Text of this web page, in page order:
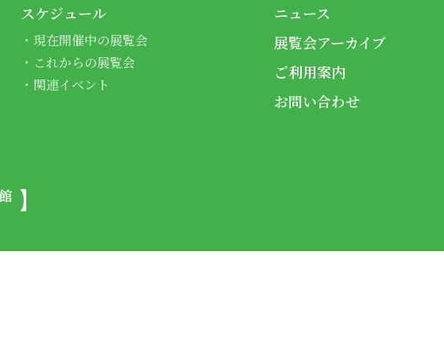
スケジュール
現在開催中の展覧会
これからの展覧会
関連イベント
ニュース
展覧会アーカイブ
ご利用案内
お問い合わせ